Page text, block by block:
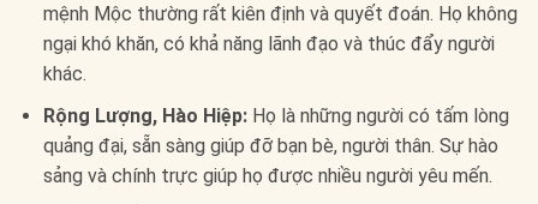
mệnh Mộc thường rất kiên định và quyết đoán. Họ không
ngại khó khăn, có khả năng lãnh đạo và thúc đẩy người
khác.
Rộng Lượng, Hào Hiệp:Họ là những người có tấm lòng
quảng đại, sẵn sàng giúp đỡ bạn bè, người thân. Sự hào
sảng và chính trực giúp họ được nhiều người yêu mến.